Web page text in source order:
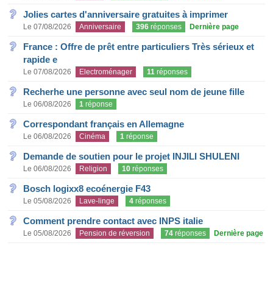
Jolies cartes d'anniversaire gratuites à imprimer
Le 07/08/2026 Anniversaire 396 réponses Dernière page
France : Offre de prêt entre particuliers Très sérieux et
rapide e
Le 07/08/2026 Electroménager 11 réponses
Recherhe une personne avec seul nom de jeune fille
Le 06/08/2026 1 réponse
Correspondant français en Allemagne
Le 06/08/2026 Cinéma 1 réponse
Demande de soutien pour le projet INJILI SHULENI
Le 06/08/2026 Religion 10 réponses
Bosch logixx8 ecoénergie F43
Le 05/08/2026 Lave-linge 4 réponses
Comment prendre contact avec INPS italie
Le 05/08/2026 Pension de réversion 74 réponses Dernière page